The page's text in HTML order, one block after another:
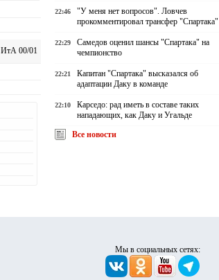
ИтА 00/01
22:46
"У меня нет вопросов". Ловчев
прокомментировал трансфер "Спартака"
22:29
Самедов оценил шансы "Спартака" на
чемпионство
22:21
Капитан "Спартака" высказался об
адаптации Даку в команде
22:10
Карседо: рад иметь в составе таких
нападающих, как Даку и Угальде
Все новости
Мы в социальных сетях: